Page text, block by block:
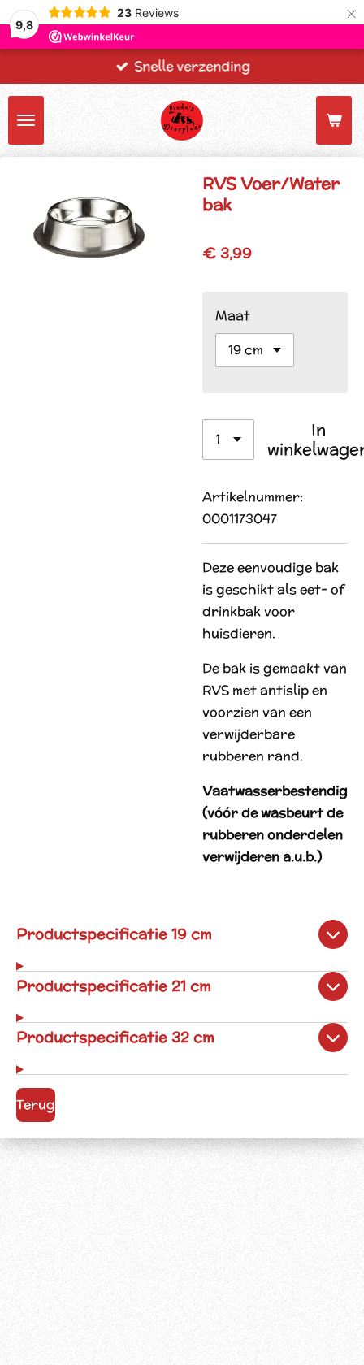
9,8
23 Reviews ×
Snelle verzending
RVS Voer/Water
bak
€ 3,99
Maat
In
Artikelnummer:
0001173047
Deze eenvoudige bak
is geschikt als eet- of
drinkbak voor
huisdieren.
De bak is gemaakt van
RVS met antislip en
voorzien van een
verwijderbare
rubberen rand.
Vaatwasserbestendig
(vóór de wasbeurt de
rubberen onderdelen
verwijderen a.u.b.)
Productspecificatie 19 cm
Productspecificatie 21 cm
Productspecificatie 32 cm
Terug